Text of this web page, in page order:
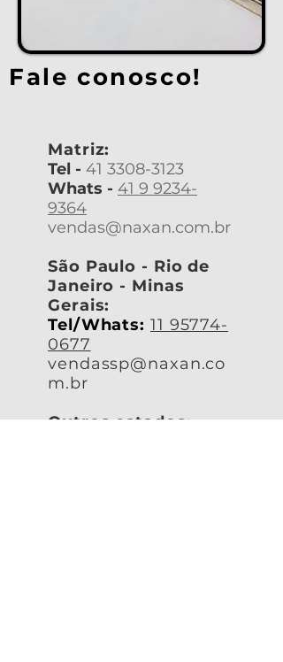
Fale conosco!
Matriz:
Tel - 41 3308-3123
Whats - 41 9 9234-
9364
vendas@naxan.com.br
São Paulo - Rio de
Janeiro - Minas
Gerais:
Tel/Whats: 11 95774-
0677
vendassp@naxan.co
m.br
Outros estados: